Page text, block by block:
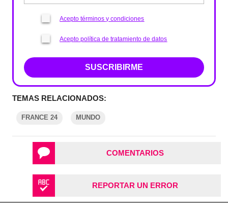
Acepto términos y condiciones
Acepto política de tratamiento de datos
SUSCRIBIRME
TEMAS RELACIONADOS:
FRANCE 24 MUNDO
COMENTARIOS
REPORTAR UN ERROR